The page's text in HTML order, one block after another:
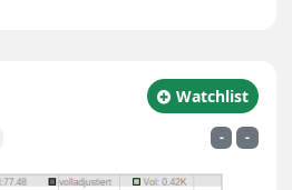
zu Watchlist
Watchlist
- -